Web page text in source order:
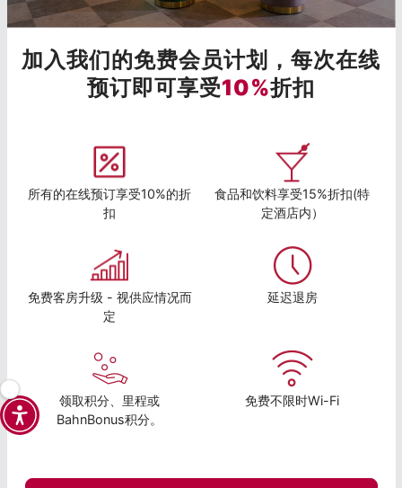
加入我们的免费会员计划，每次在线
预订即可享受10%折扣
所有的在线预订享受10%的折
扣
食品和饮料享受15%折扣(特
定酒店内）
免费客房升级 - 视供应情况而
定
延迟退房
领取积分、里程或
BahnBonus积分。
免费不限时Wi-Fi